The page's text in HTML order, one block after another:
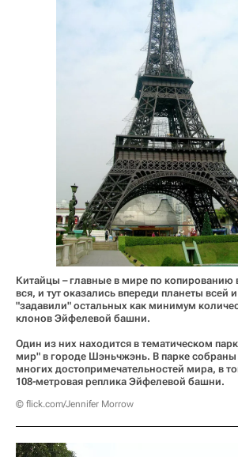
Китайцы – главные в мире по копированию
вся, и тут оказались впереди планеты всей и
"задавили" остальных как минимум
клонов Эйфелевой башни.
Один из них находится в тематическом
мир" в городе Шэньчжэнь. В парке собраны
многих достопримечательностей мира, в
108-метровая реплика Эйфелевой башни.
© flick.com/Jennifer Morrow